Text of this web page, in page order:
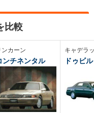
比較
ンカーン
ンチネンタル
キャデラ
ドゥビル